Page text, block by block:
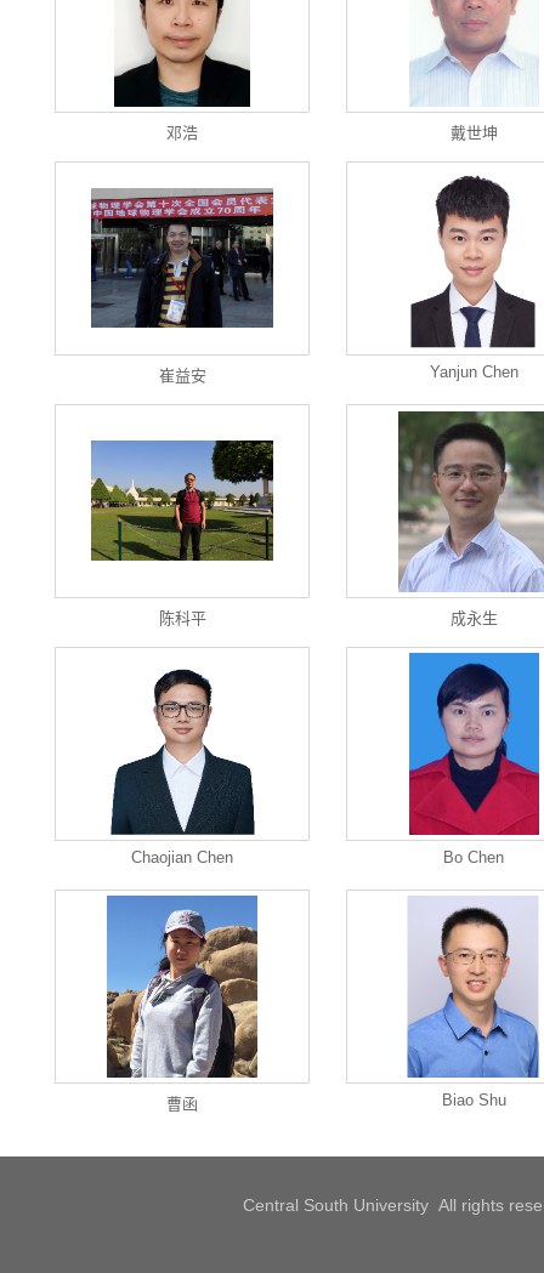
邓浩 戴世坤
崔益安 Yanjun Chen
陈科平 成永生
Chaojian Chen Bo Chen
曹函 Biao Shu
Central South University All rights